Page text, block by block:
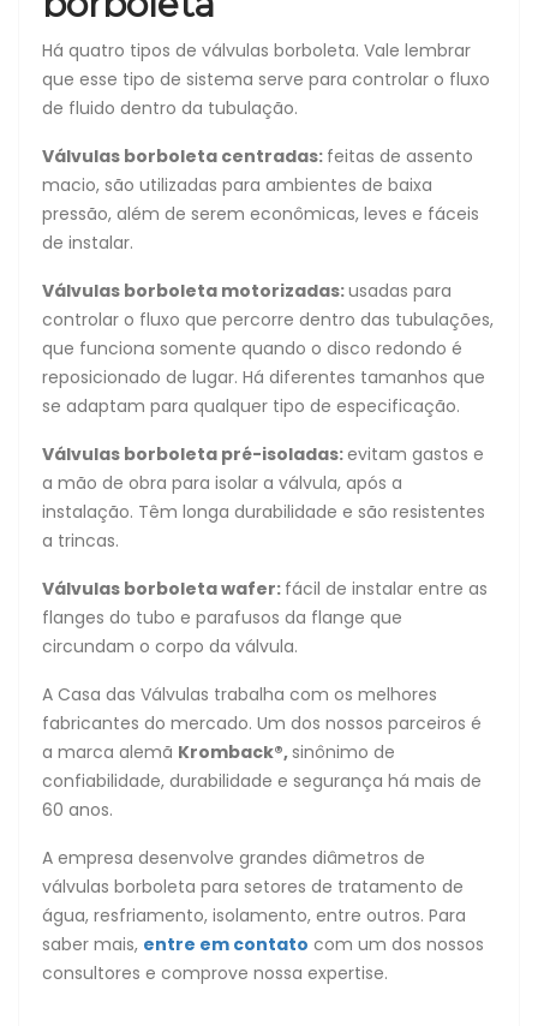
Há quatro tipos de válvulas borboleta. Vale lembrar
que esse tipo de sistema serve para controlar o fluxo
de fluido dentro da tubulação.
Válvulas borboleta centradas: feitas de assento
macio, são utilizadas para ambientes de baixa
pressão, além de serem econômicas, leves e fáceis
de instalar.
Válvulas borboleta motorizadas:usadas para
controlar o fluxo que percorre dentro das tubulações,
que funciona somente quando o disco redondo é
reposicionado de lugar. Há diferentes tamanhos que
se adaptam para qualquer tipo de especificação.
Válvulas borboleta pré-isoladas:evitam gastos e
a mão de obra para isolar a válvula, após a
instalação. Têm longa durabilidade e são resistentes
a trincas.
Válvulas borboleta wafer: fácil de instalar entre as
flanges do tubo e parafusos da flange que
circundam o corpo da válvula.
A Casa das Válvulas trabalha com os melhores
fabricantes do mercado. Um dos nossos parceiros é
a marca alemã Kromback®,sinônimo de
confiabilidade, durabilidade e segurança há mais de
60 anos.
A empresa desenvolve grandes diâmetros de
válvulas borboleta para setores de tratamento de
água, resfriamento, isolamento, entre outros. Para
saber mais, entre em contato com um dos nossos
consultores e comprove nossa expertise.